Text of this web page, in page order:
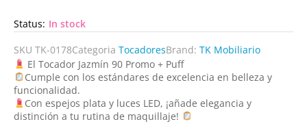
Status: In stock
SKU TK-0178Categoria TocadoresBrand: TK Mobiliario
El Tocador Jazmín 90 Promo + Puff
Cumple con los estándares de excelencia en belleza y
funcionalidad.
Con espejos plata y luces LED, ¡añade elegancia y
distinción a tu rutina de maquillaje!